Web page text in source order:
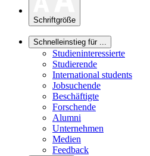
Schriftgröße
Schnelleinstieg für ...
Studieninteressierte
Studierende
International students
Jobsuchende
Beschäftigte
Forschende
Alumni
Unternehmen
Medien
Feedback